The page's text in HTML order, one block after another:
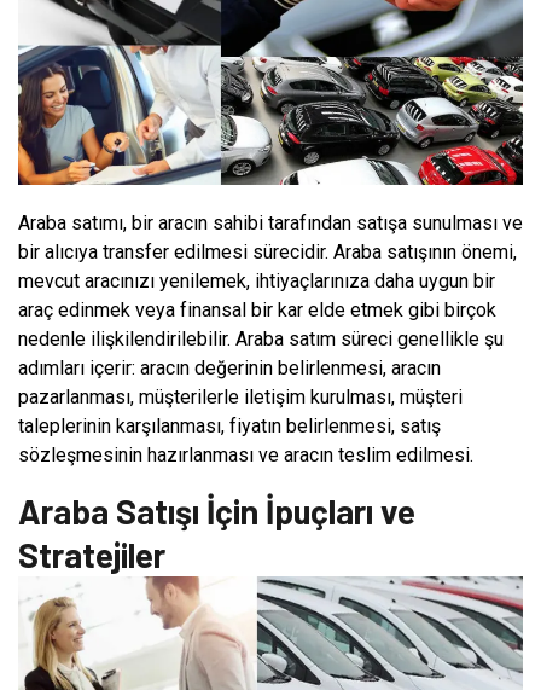
Araba satımı, bir aracın sahibi tarafından satışa sunulması ve
bir alıcıya transfer edilmesi sürecidir. Araba satışının önemi,
mevcut aracınızı yenilemek, ihtiyaçlarınıza daha uygun bir
araç edinmek veya finansal bir kar elde etmek gibi birçok
nedenle ilişkilendirilebilir. Araba satım süreci genellikle şu
adımları içerir: aracın değerinin belirlenmesi, aracın
pazarlanması, müşterilerle iletişim kurulması, müşteri
taleplerinin karşılanması, fiyatın belirlenmesi, satış
sözleşmesinin hazırlanması ve aracın teslim edilmesi.
Araba Satışı İçin İpuçları ve
Stratejiler